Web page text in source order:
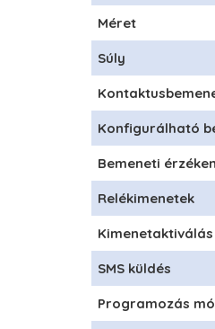
Méret
Súly
Konfigurálható
Bemeneti
Relékimenetek
Kimenetaktiválás
SMS küldés
Programozás